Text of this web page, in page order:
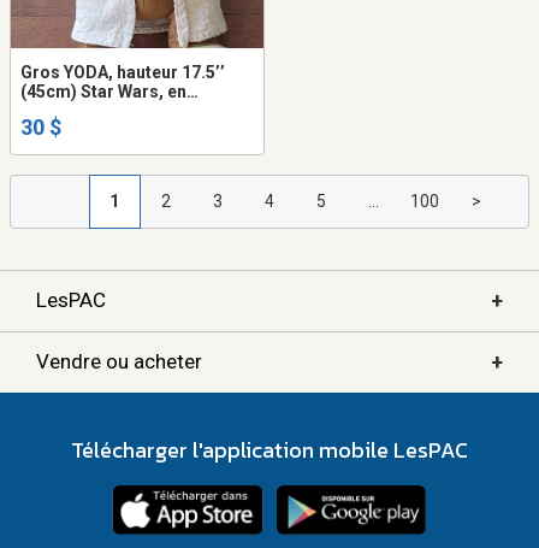
Gros YODA, hauteur 17.5’’
(45cm) Star Wars, en
très propre.
30 $
1 2 3 4 5 ... 100 >
LesPAC +
Vendre ou acheter +
Télécharger l'application mobile LesPAC